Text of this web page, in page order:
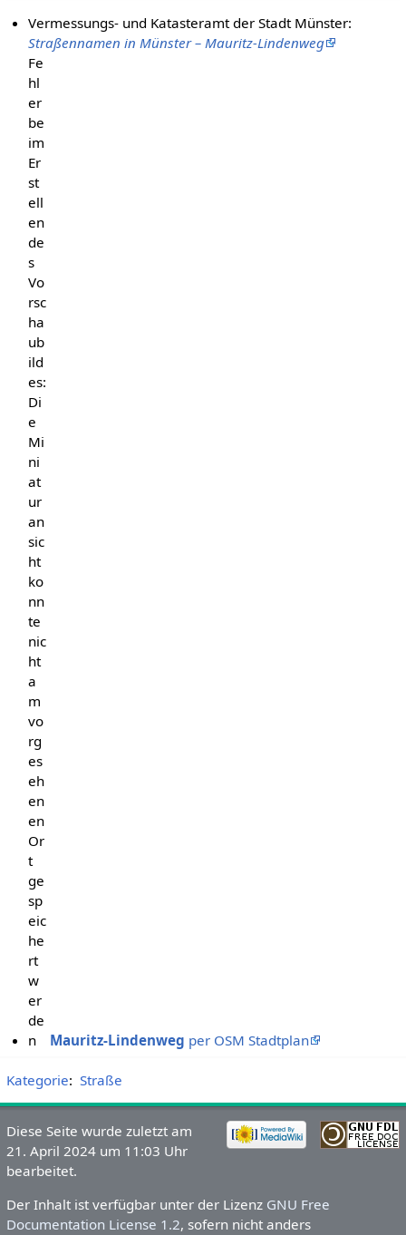
Vermessungs- und Katasteramt der Stadt Münster:
Straßennamen in Münster – Mauritz-Lindenweg
Fe
hl
er
be
im
Er
st
ell
en
de
s
Vo
rsc
ha
ub
ild
es:
Di
e
Mi
ni
at
ur
an
sic
ht
ko
nn
te
nic
ht
a
m
vo
rg
es
eh
en
en
Or
t
ge
sp
eic
he
rt
w
er
de
n
Mauritz-Lindenweg per OSM Stadtplan
Kategorie: Straße
Diese Seite wurde zuletzt am
21. April 2024 um 11:03 Uhr
bearbeitet.
Der Inhalt ist verfügbar unter der Lizenz GNU Free
Documentation License 1.2, sofern nicht anders